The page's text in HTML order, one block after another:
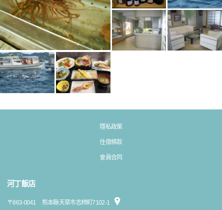
隱私政策
住宿條款
會員合同
河丁飯店
〒863-0041 熊本縣天草市志柿町7102-1